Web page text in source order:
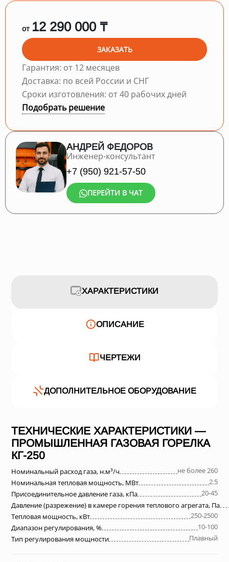
от 12 290 000 ₸
ЗАКАЗАТЬ
Гарантия: от 12 месяцев
Доставка: по всей России и СНГ
Сроки изготовления: от 40 рабочих дней
Подобрать решение
АНДРЕЙ ФЕДОРОВ
Инженер-консультант
+7 (950) 921-57-50
ПЕРЕЙТИ В ЧАТ
ХАРАКТЕРИСТИКИ
ОПИСАНИЕ
ЧЕРТЕЖИ
ДОПОЛНИТЕЛЬНОЕ ОБОРУДОВАНИЕ
ТЕХНИЧЕСКИЕ ХАРАКТЕРИСТИКИ —
ПРОМЫШЛЕННАЯ ГАЗОВАЯ ГОРЕЛКА
КГ-250
Номинальный расход газа, н.м³/ч
не более 260
Номинальная тепловая мощность, МВт
2.5
Присоединительное давление газа, кПа
20-45
Давление (разрежение) в камере горения теплового агрегата, Па
Тепловая мощность, кВт
250-2500
Диапазон регулирования, %
10-100
Тип регулирования мощности
Плавный